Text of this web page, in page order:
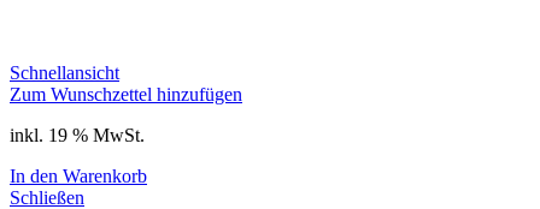
Schnellansicht
Zum Wunschzettel hinzufügen
inkl. 19 % MwSt.
In den Warenkorb
Schließen